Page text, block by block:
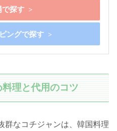
探す
ングで探す
理と代用のコツ
群なコチジャンは、韓国料理